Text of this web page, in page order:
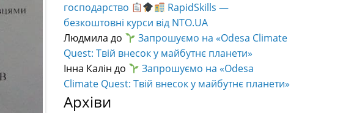
господарство
RapidSkills —
безкоштовні курси від NTO.UA
Людмила до
Запрошуємо на «Odesa Climate
Quest: Твій внесок у майбутнє планети»
Інна Калін до
Запрошуємо на «Odesa
Climate Quest: Твій внесок у майбутнє планети»
Архіви